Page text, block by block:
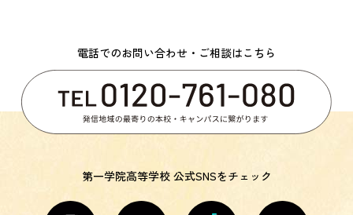
電話でのお問い合わせ・ご相談はこちら
第一学院高等学校 公式SNSをチェック